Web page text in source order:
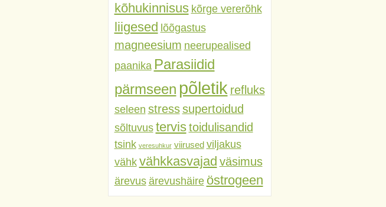
kõhukinnisus kõrge vererõhk
liigesed lõõgastus
magneesium neerupealised
paanika Parasiidid
pärmseen põletik refluks
seleen stress supertoidud
sõltuvus tervis toidulisandid
tsink veresuhkur viirused viljakus
vähk vähkkasvajad väsimus
ärevus ärevushäire östrogeen